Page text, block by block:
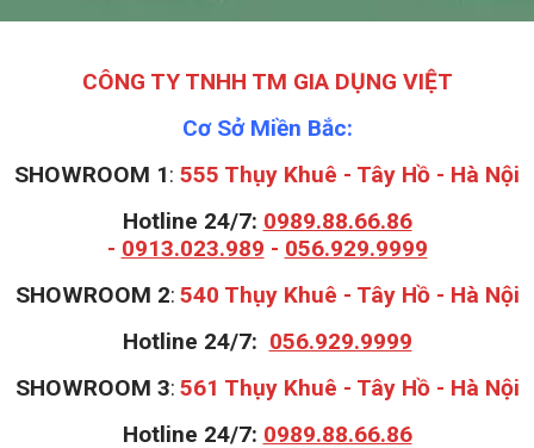
CÔNG TY TNHH TM GIA DỤNG VIỆT
Cơ Sở Miền Bắc:
SHOWROOM 1: 555 Thụy Khuê - Tây Hồ - Hà Nội
Hotline 24/7: 0989.88.66.86
- 0913.023.989 - 056.929.9999
SHOWROOM 2: 540 Thụy Khuê - Tây Hồ - Hà Nội
Hotline 24/7: 056.929.9999
SHOWROOM 3: 561 Thụy Khuê - Tây Hồ - Hà Nội
Hotline 24/7: 0989.88.66.86